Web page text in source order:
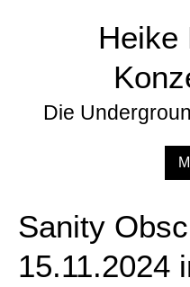
Heike
Die
Sanity
15.11.2024